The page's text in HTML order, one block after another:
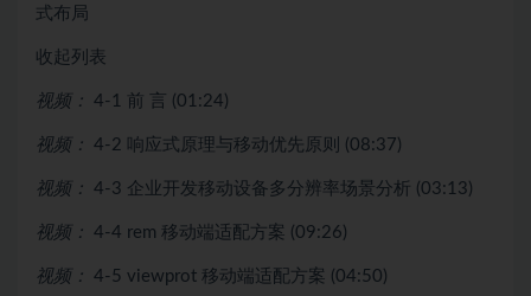
式布局
收起列表
视频： 4-1 前 言 (01:24)
视频： 4-2 响应式原理与移动优先原则 (08:37)
视频： 4-3 企业开发移动设备多分辨率场景分析 (03:13)
视频： 4-4 rem 移动端适配方案 (09:26)
视频： 4-5 viewprot 移动端适配方案 (04:50)